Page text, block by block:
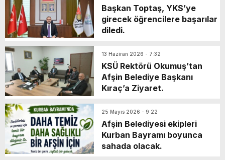
Başkan Toptaş, YKS’ye
girecek öğrencilere başarılar
diledi.
13 Haziran 2026 - 7:32
KSÜ Rektörü Okumuş’tan
Afşin Belediye Başkanı
Kıraç’a Ziyaret.
25 Mayıs 2026 - 9:22
Afşin Belediyesi ekipleri
Kurban Bayramı boyunca
sahada olacak.